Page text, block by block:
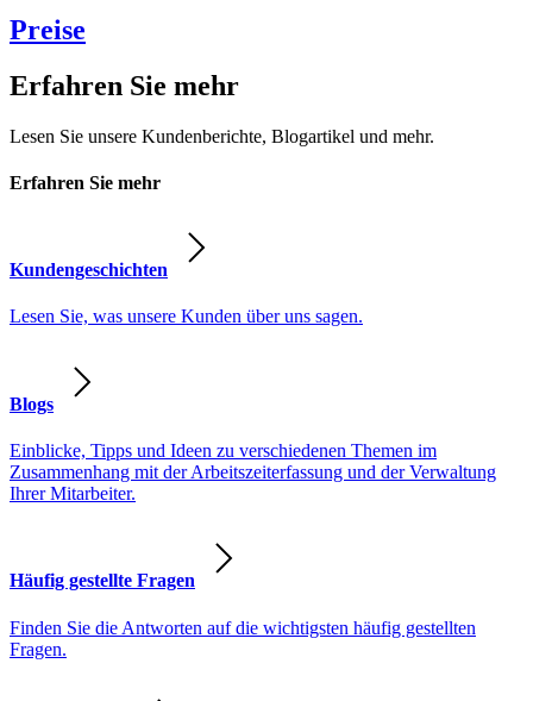
Preise
Erfahren Sie mehr
Lesen Sie unsere Kundenberichte, Blogartikel und mehr.
Erfahren Sie mehr
Kundengeschichten
Lesen Sie, was unsere Kunden über uns sagen.
Blogs
Einblicke, Tipps und Ideen zu verschiedenen Themen im
Zusammenhang mit der Arbeitszeiterfassung und der Verwaltung
Ihrer Mitarbeiter.
Häufig gestellte Fragen
Finden Sie die Antworten auf die wichtigsten häufig gestellten
Fragen.